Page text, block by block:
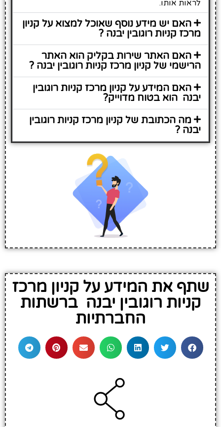
לראות אותו.
האם יש מידע נוסף שאוכל למצוא על קניון
מרכז קניות רוגובין יבנה ?
האם האתר שירות בקליק הוא האתר
הרישמי של קניון מרכז קניות רוגובין יבנה ?
האם המידע על קניון מרכז קניות רוגובין
יבנה הוא בטוח מדוייק?
מה הכתובת של קניון מרכז קניות רוגובין
יבנה ?
שתף את המידע על קניון מרכז
קניות רוגובין יבנה ברשתות
החברתיות